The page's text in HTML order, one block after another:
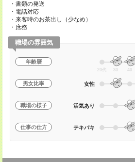
・書類の発送
・電話対応
・来客時のお茶出し（少なめ）
・庶務
職場の雰囲気
年齢層
20代 30 40
男女比率 女性
職場の様子 活気あり
仕事の仕方 テキパキ